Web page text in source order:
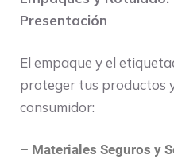
Presentación
El empaque y el
proteger tus productos
consumidor:
– Materiales Seguros y